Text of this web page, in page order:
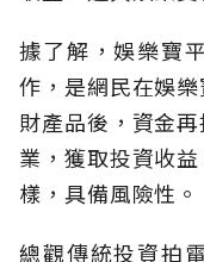
據了解，娛樂寶
作，是網民在娛
財產品後，資金
業，獲取投資收
樣，具備風險性。
總觀傳統投資拍